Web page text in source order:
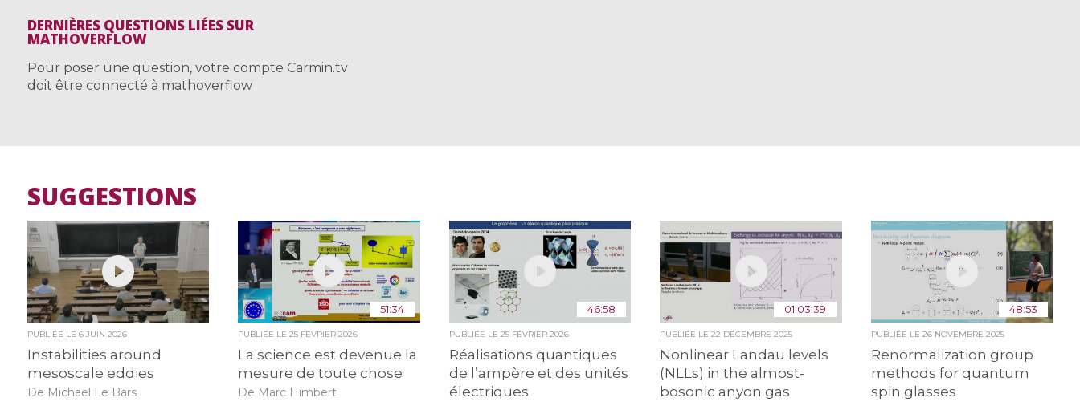
DERNIÈRES QUESTIONS LIÉES SUR
MATHOVERFLOW
Pour poser une question, votre compte Carmin.tv
doit être connecté à mathoverflow
SUGGESTIONS
PUBLIÉE LE 6 JUIN 2026
Instabilities around
mesoscale eddies
De Michael Le Bars
51:34
PUBLIÉE LE25 FÉVRIER 2026
La science est devenue la
mesure de toute chose
De Marc Himbert
46:58
PUBLIÉE LE 25 FÉVRIER 2026
Réalisations quantiques
de l’ampère et des unités
électriques
01:03:39
PUBLIÉE LE22 DÉCEMBRE 2025
Nonlinear Landau levels
(NLLs) in the almost-
bosonic anyon gas
48:53
PUBLIÉE LE 26 NOVEMBRE 2025
Renormalization group
methods for quantum
spin glasses